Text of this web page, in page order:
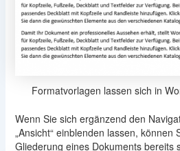
Formatvorlagen lassen sich in
Wenn Sie sich ergänzend den
„Ansicht“ einblenden lassen, können
Gliederung eines Dokuments bereits